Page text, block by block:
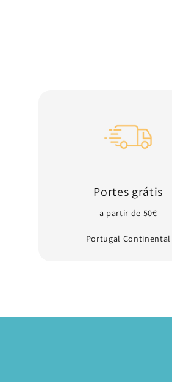
Portes grátis
a partir de 50€
Portugal Continental